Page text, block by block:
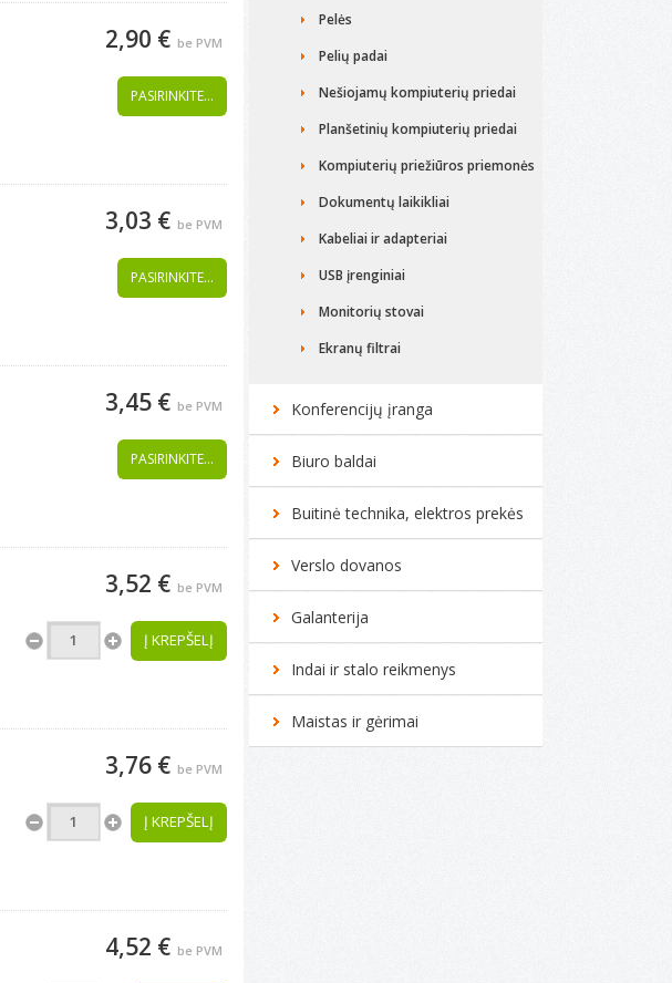
2,90 € be PVM
PASIRINKITE...
3,03 € be PVM
PASIRINKITE...
3,45 € be PVM
PASIRINKITE...
3,52 € be PVM
Į KREPŠELĮ
3,76 € be PVM
Į KREPŠELĮ
4,52 € be PVM
Pelės
Pelių padai
Nešiojamų kompiuterių priedai
Planšetinių kompiuterių priedai
Kompiuterių priežiūros priemonės
Dokumentų laikikliai
Kabeliai ir adapteriai
USB įrenginiai
Monitorių stovai
Ekranų filtrai
Konferencijų įranga
Biuro baldai
Buitinė technika, elektros prekės
Verslo dovanos
Galanterija
Indai ir stalo reikmenys
Maistas ir gėrimai